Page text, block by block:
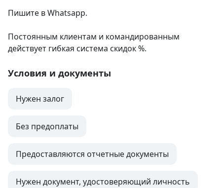
Пишите в Whatsapp.
Постоянным клиентам и командированным
действует гибкая система скидок %.
Условия и документы
Нужен залог
Без предоплаты
Предоставляются отчетные документы
Нужен документ, удостоверяющий личность